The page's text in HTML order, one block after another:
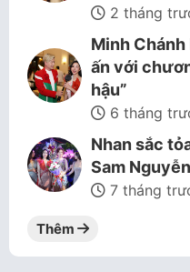
2 tháng
Minh
ấn với
hậu”
6 tháng
Nhan sắc
Sam
7 tháng
Thêm